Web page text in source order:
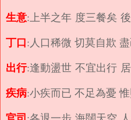
生意:上半之年 度三餐矣
丁口:人口稀微 切莫自欺
出行:逢動盪世 不宜出行
疾病:小疾而已 不足為憂